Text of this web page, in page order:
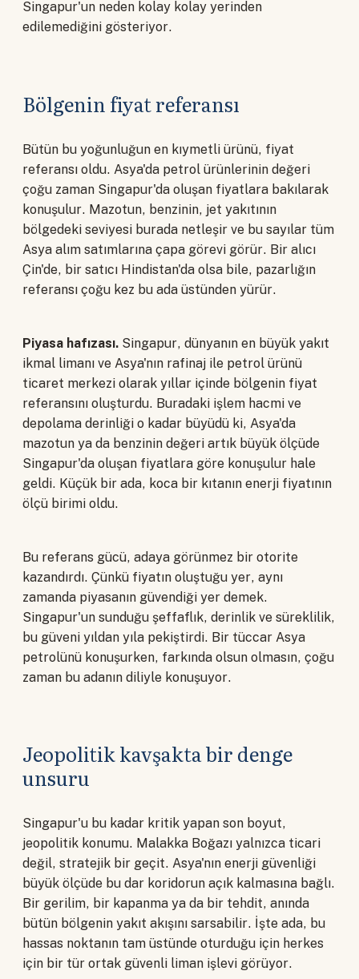
Singapur'un neden kolay kolay yerinden
edilemediğini gösteriyor.
Bölgenin fiyat referansı
Bütün bu yoğunluğun en kıymetli ürünü, fiyat
referansı oldu. Asya'da petrol ürünlerinin değeri
çoğu zaman Singapur'da oluşan fiyatlara bakılarak
konuşulur. Mazotun, benzinin, jet yakıtının
bölgedeki seviyesi burada netleşir ve bu sayılar tüm
Asya alım satımlarına çapa görevi görür. Bir alıcı
Çin'de, bir satıcı Hindistan'da olsa bile, pazarlığın
referansı çoğu kez bu ada üstünden yürür.
Piyasa hafızası. Singapur, dünyanın en büyük yakıt
ikmal limanı ve Asya'nın rafinaj ile petrol ürünü
ticaret merkezi olarak yıllar içinde bölgenin fiyat
referansını oluşturdu. Buradaki işlem hacmi ve
depolama derinliği o kadar büyüdü ki, Asya'da
mazotun ya da benzinin değeri artık büyük ölçüde
Singapur'da oluşan fiyatlara göre konuşulur hale
geldi. Küçük bir ada, koca bir kıtanın enerji fiyatının
ölçü birimi oldu.
Bu referans gücü, adaya görünmez bir otorite
kazandırdı. Çünkü fiyatın oluştuğu yer, aynı
zamanda piyasanın güvendiği yer demek.
Singapur'un sunduğu şeffaflık, derinlik ve süreklilik,
bu güveni yıldan yıla pekiştirdi. Bir tüccar Asya
petrolünü konuşurken, farkında olsun olmasın, çoğu
zaman bu adanın diliyle konuşuyor.
Jeopolitik kavşakta bir denge
unsuru
Singapur'u bu kadar kritik yapan son boyut,
jeopolitik konumu. Malakka Boğazı yalnızca ticari
değil, stratejik bir geçit. Asya'nın enerji güvenliği
büyük ölçüde bu dar koridorun açık kalmasına bağlı.
Bir gerilim, bir kapanma ya da bir tehdit, anında
bütün bölgenin yakıt akışını sarsabilir. İşte ada, bu
hassas noktanın tam üstünde oturduğu için herkes
için bir tür ortak güvenli liman işlevi görüyor.